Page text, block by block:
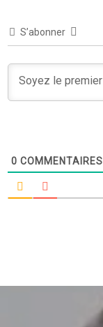
S’abonner
0 COMMENTAIRES